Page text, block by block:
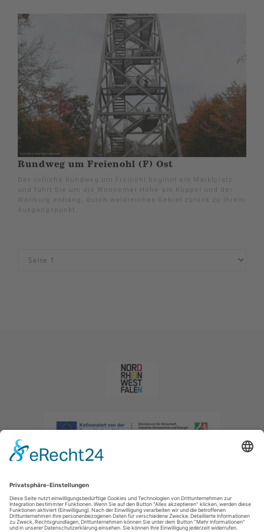
Rundweg um Freienohl (F) Ost
Der östliche Rundweg um Freinohl beginnt am Marktplatz
und führt Sie um die Wennemer Höhe am Küppel und der
Wallburg entlang, durch waldreiches Gebiet zurück zu Ihrem
Ausgangspunkt.
Impressum|Datenschutzerklärung|Barrierefreiheitserklärung